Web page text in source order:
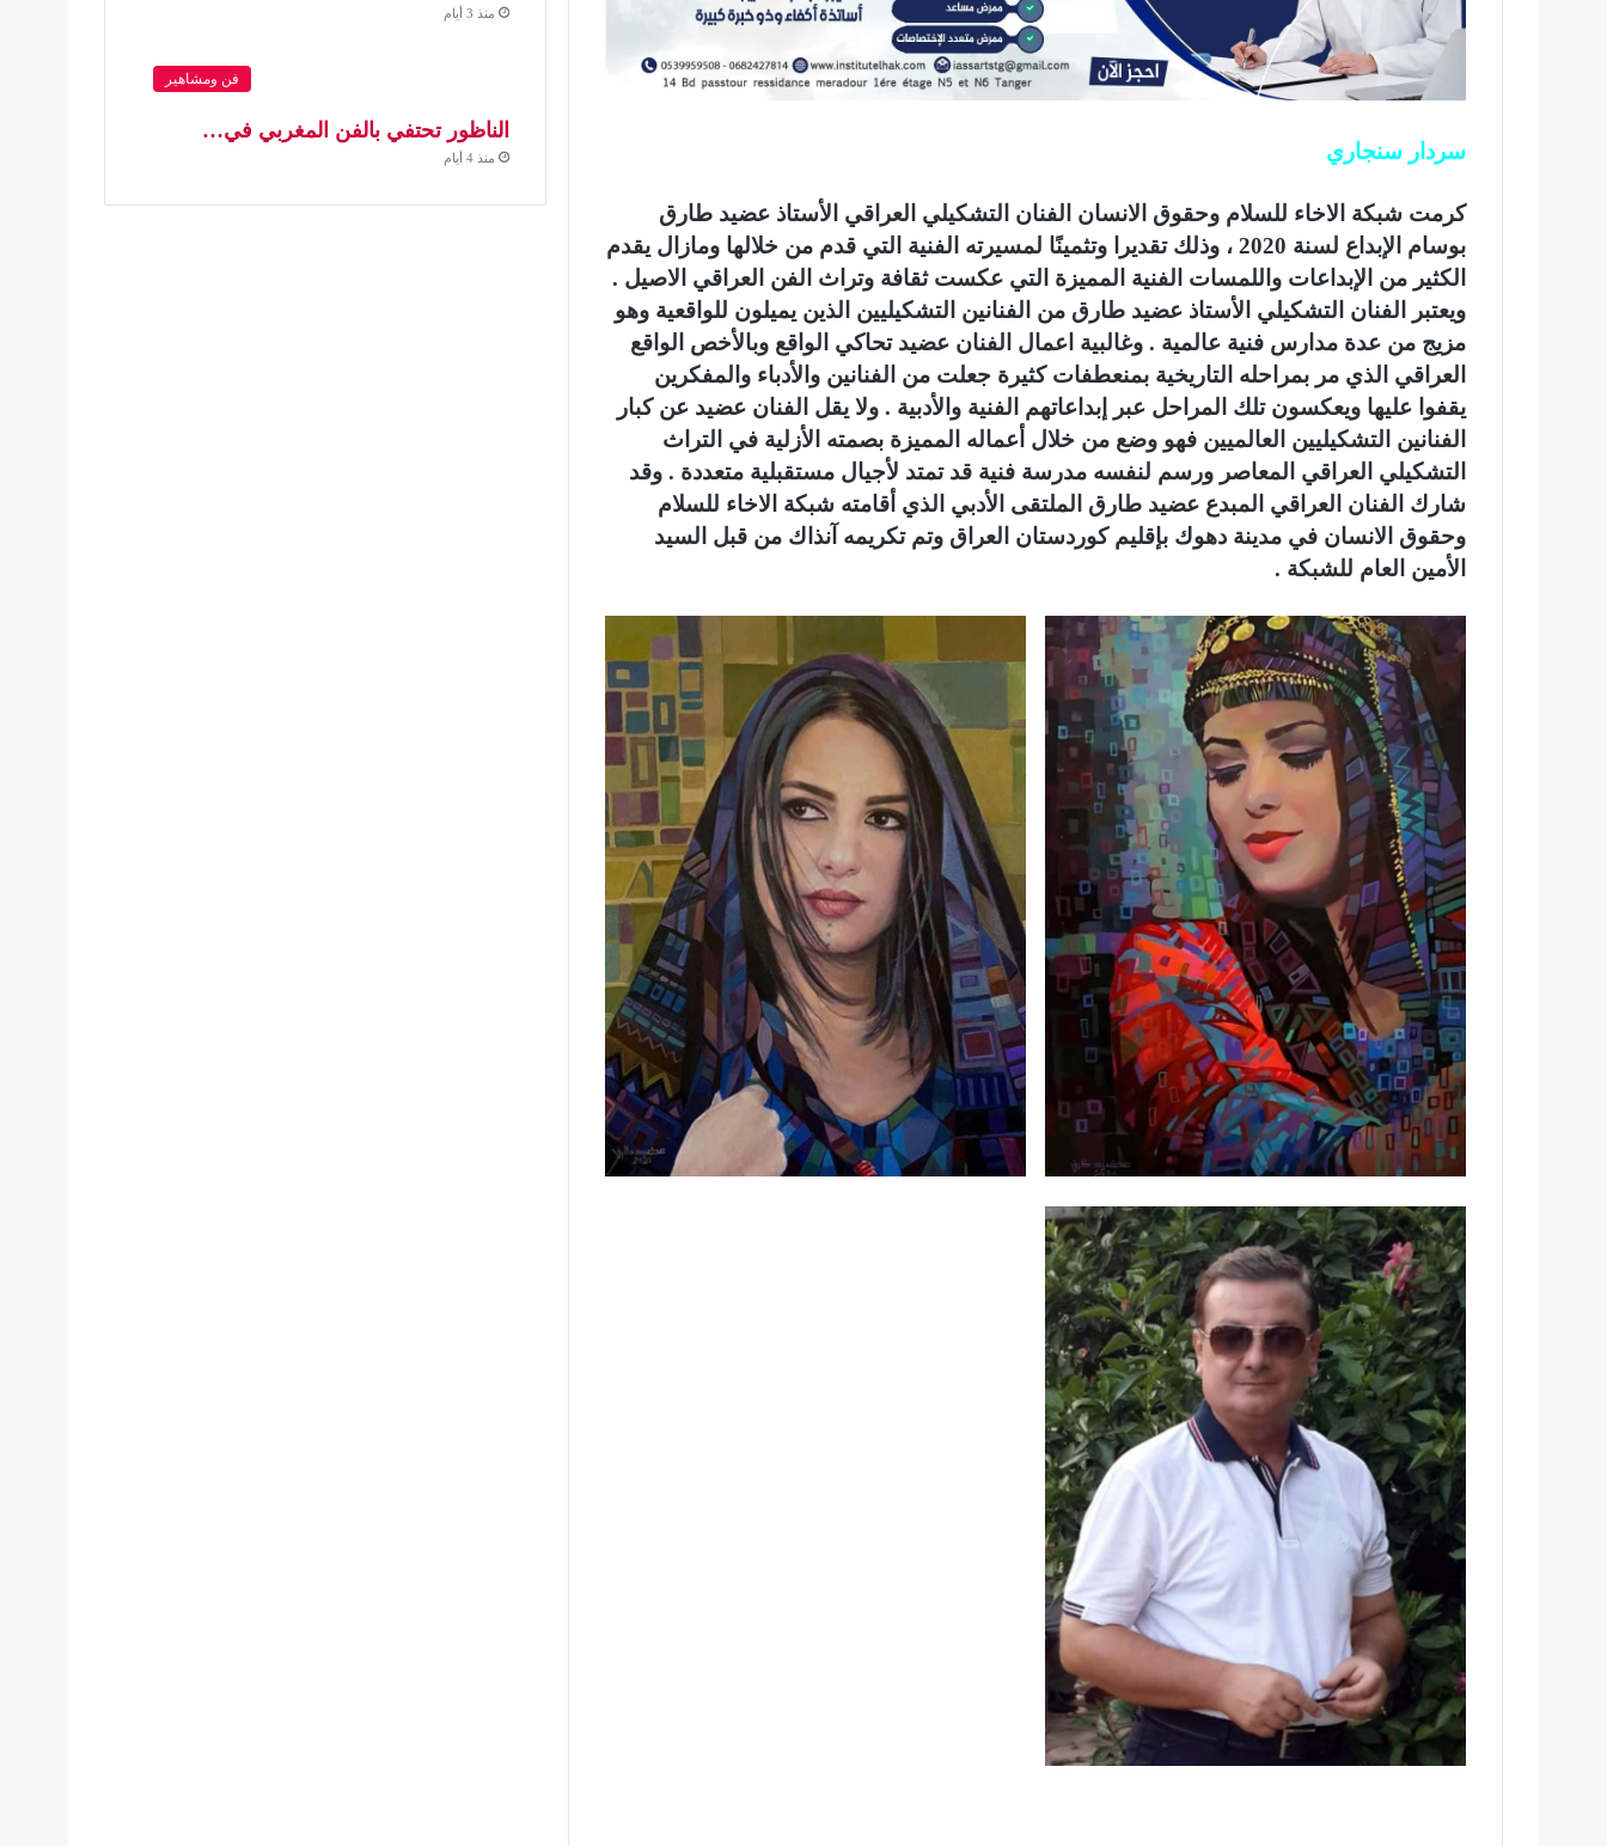
سردار سنجاري
كرمت شبكة الاخاء للسلام وحقوق الانسان الفنان التشكيلي العراقي الأستاذ عضيد طارق
بوسام الإبداع لسنة 2020 ، وذلك تقديرا وتثمينًا لمسيرته الفنية التي قدم من خلالها ومازال يقدم
الكثير من الإبداعات واللمسات الفنية المميزة التي عكست ثقافة وتراث الفن العراقي الاصيل .
ويعتبر الفنان التشكيلي الأستاذ عضيد طارق من الفنانين التشكيليين الذين يميلون للواقعية وهو
مزيج من عدة مدارس فنية عالمية . وغالبية اعمال الفنان عضيد تحاكي الواقع وبالأخص الواقع
العراقي الذي مر بمراحله التاريخية بمنعطفات كثيرة جعلت من الفنانين والأدباء والمفكرين
يقفوا عليها ويعكسون تلك المراحل عبر إبداعاتهم الفنية والأدبية . ولا يقل الفنان عضيد عن كبار
الفنانين التشكيليين العالميين فهو وضع من خلال أعماله المميزة بصمته الأزلية في التراث
التشكيلي العراقي المعاصر ورسم لنفسه مدرسة فنية قد تمتد لأجيال مستقبلية متعددة . وقد
شارك الفنان العراقي المبدع عضيد طارق الملتقى الأدبي الذي أقامته شبكة الاخاء للسلام
وحقوق الانسان في مدينة دهوك بإقليم كوردستان العراق وتم تكريمه آنذاك من قبل السيد
الأمين العام للشبكة .
منذ 3 أيام
فن ومشاهير
الناظور تحتفي بالفن المغربي في…
منذ 4 أيام